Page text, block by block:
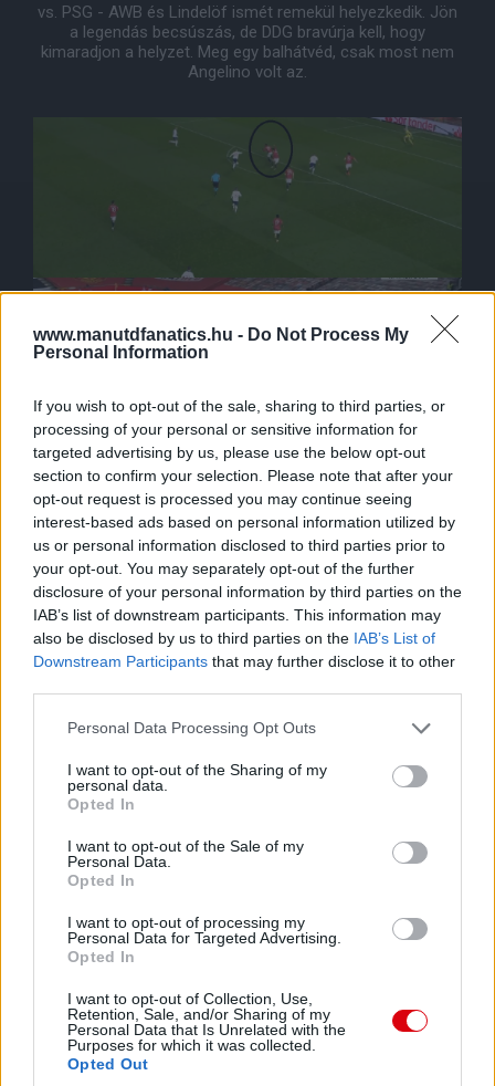
www.manutdfanatics.hu - Do Not Process My
Personal Information
If you wish to opt-out of the sale, sharing to third parties, or
processing of your personal or sensitive information for
targeted advertising by us, please use the below opt-out
section to confirm your selection. Please note that after your
opt-out request is processed you may continue seeing
interest-based ads based on personal information utilized by
us or personal information disclosed to third parties prior to
your opt-out. You may separately opt-out of the further
disclosure of your personal information by third parties on the
IAB’s list of downstream participants. This information may
also be disclosed by us to third parties on the IAB’s List of
Downstream Participants that may further disclose it to other
Please note that this website/app uses one or more Google
not limited to your visit or usage behaviour. You may click to
grant or deny consent to Google and its third-party tags to
use your data for below specified purposes in below Google
consent section.
Personal Data Processing Opt Outs
I want to opt-out of the Sharing of my
personal data.
Opted In
I want to opt-out of the Sale of my
Personal Data.
Opted In
I want to opt-out of processing my
Personal Data for Targeted Advertising.
Opted In
I want to opt-out of Collection, Use,
Retention, Sale, and/or Sharing of my
Personal Data that Is Unrelated with the
Purposes for which it was collected.
Opted Out
vs. PSG - AWB és Lindelöf ismét remekül helyezkedik. Jön
a legendás becsúszás, de DDG bravúrja kell, hogy
kimaradjon a helyzet. Meg egy balhátvéd, csak most nem
Angelino volt az.
vs. West Brom - beadás után Lindelöf is vakon van és AWB
se tudja, hogy megint van mögötte ember. Ismét DDG
bravúrja kell, hogy ne legyen gól. Most képzeld el, ha ez
nem egy WBA, hanem más minőségű játékos kerül oda.
Egyértelmű a végeredmény.
vs. Arsenal - AWB és Lindelöf legendás párosa ismét nem
tud elosztani egy embert. AWB miatt Aubameyang akár
grillezhetett volna is mögötte. Gól ugyan ebből sem lett, de